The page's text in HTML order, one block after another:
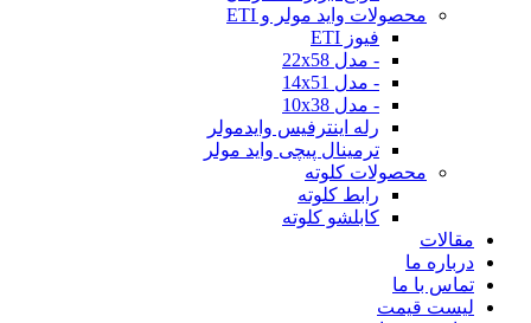
محصولات واید مولر و ETI
فیوز ETI
- مدل 22x58
- مدل 14x51
- مدل 10x38
رله اینترفیس وایدمولر
ترمینال پیچی واید مولر
محصولات کلوته
رابط کلوته
کابلشو کلوته
مقالات
درباره ما
تماس با ما
لیست قیمت